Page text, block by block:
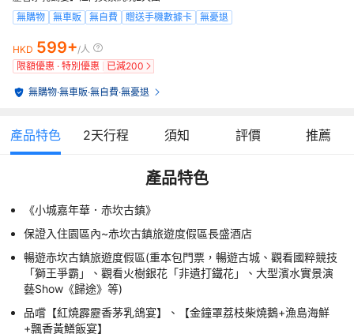
無購物
無車販 無自費 贈送手機數據卡 無憂退
HKD 599+/人
限額優惠 · 特別優惠
已減200
無購物·無車販·無自費·無憂退
產品特色 2天行程 須知 評價 推薦
產品特色
《小城嘉年華．赤坎古鎮》
保證入住園區內~赤坎古鎮旅遊度假區長盛酒店
暢遊赤坎古鎮旅遊度假區(重本包門票，暢遊古城、觀看國粹競技
「獅王爭霸」、觀看火樹銀花「非遺打鐵花」、大型濱水實景演
藝Show《歸途》等)
品嚐【紅燒霹靂香茅乳鴿宴】、【金鐘罩荔枝柴燒鵝+漁島海鮮
+飄香黃鱔飯宴】